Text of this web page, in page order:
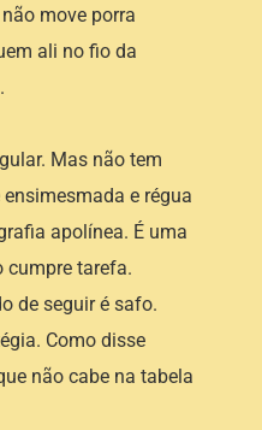
move porra
ali no fio da
Mas não tem
e régua
apolínea. É uma
cumpre tarefa.
de seguir é safo.
Como disse
não cabe na tabela